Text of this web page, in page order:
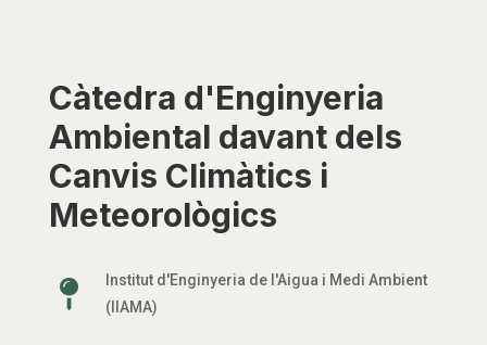
Càtedra d'Enginyeria
Ambiental davant dels
Canvis Climàtics i
Meteorològics

Institut d'Enginyeria de l'Aigua i Medi Ambient
(IIAMA)